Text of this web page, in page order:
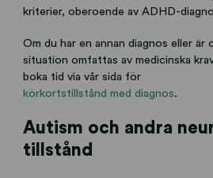
kriterier, oberoende av ADHD-
Om du har en annan diagnos eller är
situation omfattas av medicinska
boka tid via vår sida för
körkortstillstånd med diagnos.
Autism och andra
tillstånd